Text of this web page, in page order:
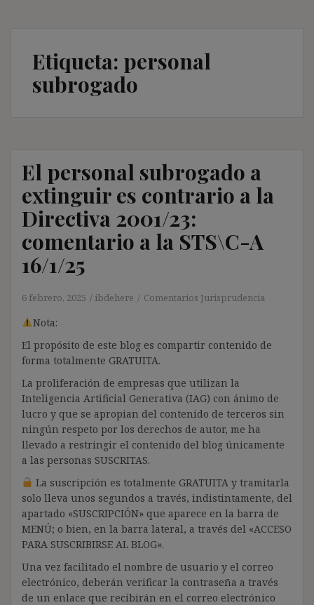
Etiqueta: personal
subrogado
El personal subrogado a
extinguir es contrario a la
Directiva 2001/23:
comentario a la STS\C-A
16/1/25
6 febrero, 2025 ibdehere Comentarios Jurisprudencia
Nota:
El propósito de este blog es compartir contenido de
forma totalmente GRATUITA.
La proliferación de empresas que utilizan la
Inteligencia Artificial Generativa (IAG) con ánimo de
lucro y que se apropian del contenido de terceros sin
ningún respeto por los derechos de autor, me ha
llevado a restringir el contenido del blog únicamente
a las personas SUSCRITAS.
La suscripción es totalmente GRATUITA y tramitarla
solo lleva unos segundos a través, indistintamente, del
apartado «SUSCRIPCIÓN» que aparece en la barra de
MENÚ; o bien, en la barra lateral, a través del «ACCESO
PARA SUSCRIBIRSE AL BLOG».
Una vez facilitado el nombre de usuario y el correo
electrónico, deberán verificar la contraseña a través
de un enlace que recibirán en el correo electrónico